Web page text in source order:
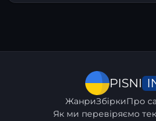
PISNI
ЖанриЗбіркиПро
Як ми перевіряємо